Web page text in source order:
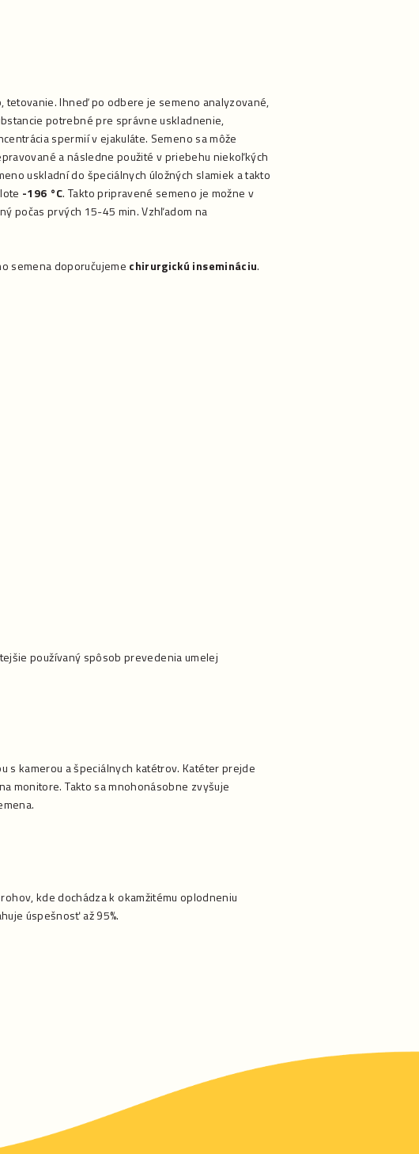
Ihneď po odbere je semeno analyzované,
potrebné pre správne uskladnenie,
spermií v ejakuláte. Semeno sa môže
a následne použité v priebehu niekoľkých
uskladní do špeciálnych úložných slamiek a takto
-196 °C. Takto pripravené semeno je možne v
počas prvých 15-45 min. Vzhľadom na
semena doporučujeme chirurgickú insemináciu.
používaný spôsob prevedenia umelej
s kamerou a špeciálnych katétrov. Katéter prejde
monitore. Takto sa mnohonásobne zvyšuje
kde dochádza k okamžitému oplodneniu
úspešnosť až 95%.